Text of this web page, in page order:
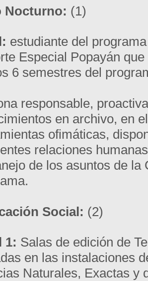
Nocturno: (1)
estudiante del
Especial Popayán
6 semestres del
responsable,
en archivo, en
ofimáticas,
relaciones
de los asuntos de la
Social: (2)
1: Salas de edición de
en las instalaciones
Naturales, Exactas y